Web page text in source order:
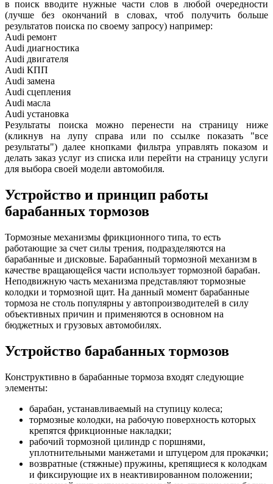
в поиск вводите нужные части слов в любой очередности
(лучше без окончаний в словах, чтоб получить больше
результатов поиска по своему запросу) например:
Audi ремонт
Audi диагностика
Audi двигателя
Audi КПП
Audi замена
Audi сцепления
Audi масла
Audi установка
Результаты поиска можно перенести на страницу ниже
(кликнув на лупу справа или по ссылке показать "все
результаты") далее кнопками фильтра управлять показом и
делать заказ услуг из списка или перейти на страницу услуги
для выбора своей модели автомобиля.
Устройство и принцип работы
барабанных тормозов
Тормозные механизмы фрикционного типа, то есть
работающие за счет силы трения, подразделяются на
барабанные и дисковые. Барабанный тормозной механизм в
качестве вращающейся части использует тормозной барабан.
Неподвижную часть механизма представляют тормозные
колодки и тормозной щит. На данный момент барабанные
тормоза не столь популярны у автопроизводителей в силу
объективных причин и применяются в основном на
бюджетных и грузовых автомобилях.
Устройство барабанных тормозов
Конструктивно в барабанные тормоза входят следующие
элементы:
барабан, устанавливаемый на ступицу колеса;
тормозные колодки, на рабочую поверхность которых
крепятся фрикционные накладки;
рабочий тормозной цилиндр с поршнями,
уплотнительными манжетами и штуцером для прокачки;
возвратные (стяжные) пружины, крепящиеся к колодкам
и фиксирующие их в неактивированном положении;